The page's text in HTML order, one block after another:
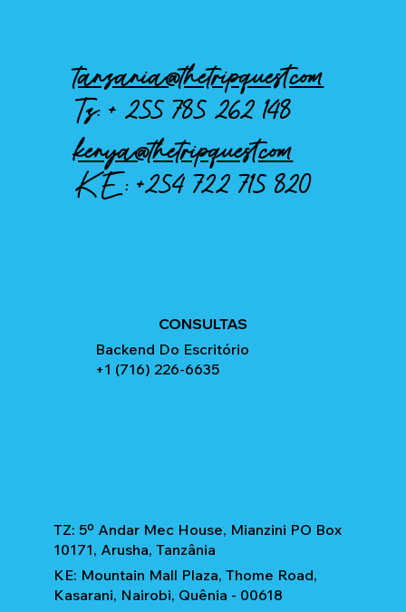
tanzania@thetripquest.com
Tz: +255 785 262 148
kenya@thetripquest.com
KE:+254 722 715 820
CONSULTAS
Backend Do Escritório
+1 (716) 226-6635
TZ: 5º Andar Mec House, Mianzini PO Box
10171, Arusha, Tanzânia
KE: Mountain Mall Plaza, Thome Road,
Kasarani, Nairobi, Quênia - 00618